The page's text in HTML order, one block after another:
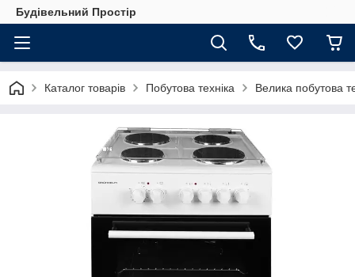
Будівельний Простір
Каталог товарів Побутова техніка Велика побутова